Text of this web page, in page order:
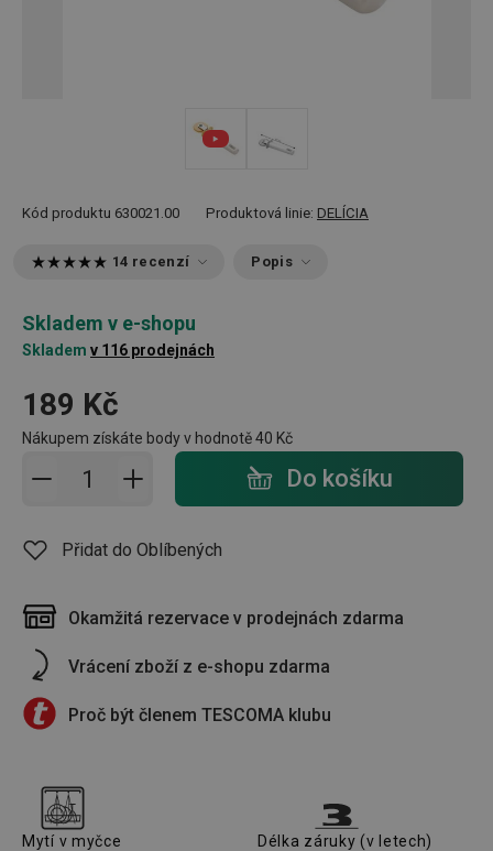
Kód produktu 630021.00 Produktová linie: DELÍCIA
14 recenzí Popis
Skladem v e-shopu
Skladem v 116 prodejnách
189 Kč
Nákupem získáte body v hodnotě40 Kč
Přidat do košíku - počet Do košíku
Přidat do Oblíbených
Okamžitá rezervace v prodejnách zdarma
Vrácení zboží z e-shopu zdarma
Proč být členem TESCOMA klubu
Mytí v myčce Délka záruky (v letech)